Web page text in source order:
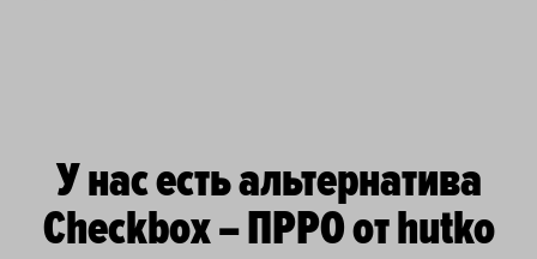
У нас есть альтернатива
Checkbox – ПРРО от hutko